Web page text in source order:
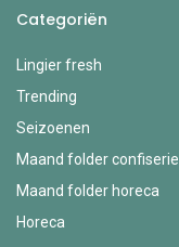
Categoriën
Lingier fresh
Trending
Seizoenen
Maand folder confiserie
Maand folder horeca
Horeca